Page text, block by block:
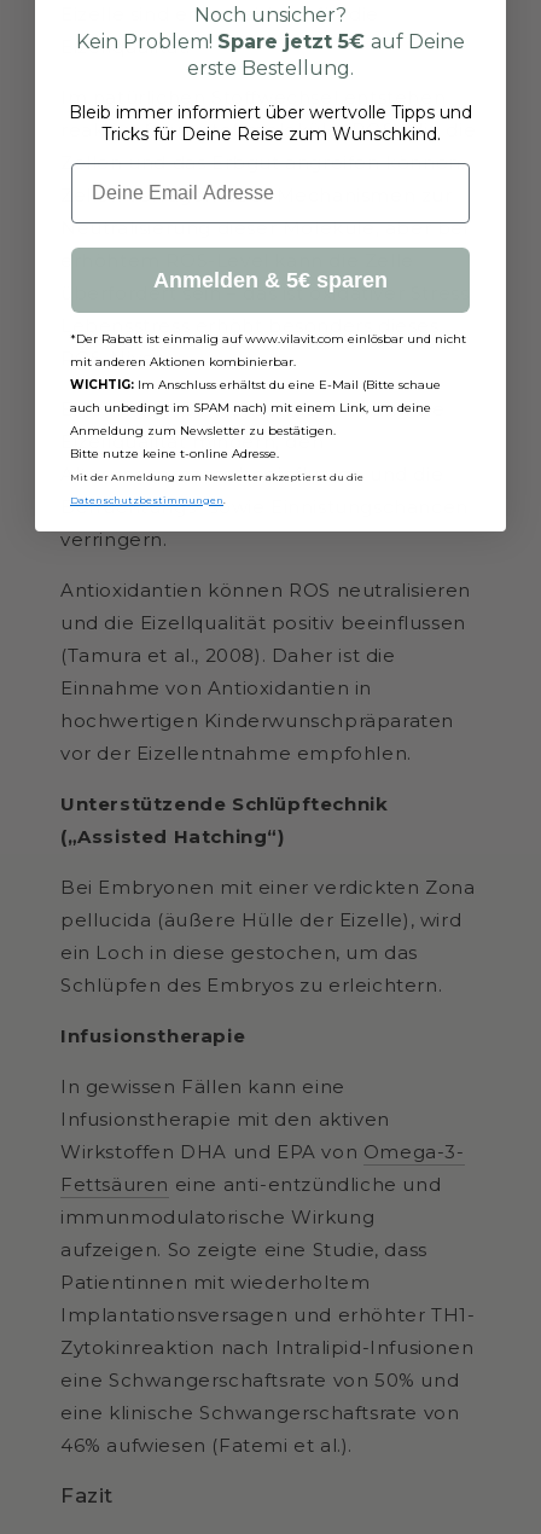
Eizelle sind entscheidend für die
Eizellqualität.
reaktive Sauerstoffmoleküle (ROS), die die
Zellen und das Erbgut angreifen können.
Zellen verfügen über Mechanismen zur
Neutralisierung dieser Moleküle, aber bei
erhöhtem ROS-Level kann die Zelle
überfordert sein – das ist oxidativer Stress.
ROS-Niveau.
Eine hohe ROS-Konzentration kann die
Eizellqualität mindern, den
Alterungsprozess beeinflussen und die
Befruchtungs- sowie Einnistungschancen
verringern.
Antioxidantien können ROS neutralisieren
und die Eizellqualität positiv beeinflussen
(Tamura et al., 2008). Daher ist die
Einnahme von Antioxidantien in
hochwertigen Kinderwunschpräparaten
vor der Eizellentnahme empfohlen.
Unterstützende Schlüpftechnik
(„Assisted Hatching“)
Bei Embryonen mit einer verdickten Zona
pellucida (äußere Hülle der Eizelle), wird
ein Loch in diese gestochen, um das
Schlüpfen des Embryos zu erleichtern.
Infusionstherapie
In gewissen Fällen kann eine
Infusionstherapie mit den aktiven
Wirkstoffen DHA und EPA von Omega-3-
Fettsäuren eine anti-entzündliche und
immunmodulatorische Wirkung
aufzeigen. So zeigte eine Studie, dass
Patientinnen mit wiederholtem
Implantationsversagen und erhöhter TH1-
Zytokinreaktion nach Intralipid-Infusionen
eine Schwangerschaftsrate von 50% und
eine klinische Schwangerschaftsrate von
46% aufwiesen (Fatemi et al.).
Fazit
Noch unsicher?
Kein Problem! Spare jetzt 5€ auf Deine
erste Bestellung.
Bleib immer informiert über wertvolle Tipps und
Tricks für Deine Reise zum Wunschkind.
Email
Anmelden & 5€ sparen
*Der Rabatt ist einmalig auf www.vilavit.com einlösbar und nicht
mit anderen Aktionen kombinierbar.
WICHTIG: Im Anschluss erhältst du eine E-Mail (Bitte schaue
auch unbedingt im SPAM nach) mit einem Link, um deine
Anmeldung zum Newsletter zu bestätigen.
Bitte nutze keine t-online Adresse.
Mit der Anmeldung zum Newsletter akzeptierst du die
Datenschutzbestimmungen.